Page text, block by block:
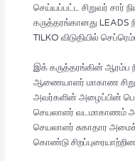
செய்யப்பட்ட சிறுவர் சார்
கருத்தரங்கானது LEADS
TILKO விடுதியில்
இக் கருத்தரங்கின் ஆரம்ப
ஆணையாளர் மாகாண
அவர்களின் அழைப்பின்
செயலாளர் வடமாகாணம்
செயலாளர் சுகாதார
கொண்டு